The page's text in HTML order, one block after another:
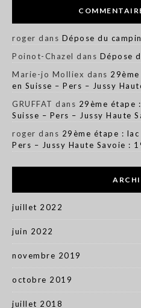
roger dans Dépose du
Poinot-Chazel dans Dépose
Marie-jo Molliex dans
en Suisse – Pers – Jussy
GRUFFAT dans 29ème étape
Suisse – Pers – Jussy Haute
roger dans 29ème étape :
Pers – Jussy Haute Savoie :
juillet 2022
juin 2022
novembre 2019
octobre 2019
juillet 2018